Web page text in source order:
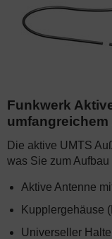
Funkwerk
Die aktive UMTS
was Sie zum Aufbau
Aktive Antenne
Kupplergehäuse
Universeller